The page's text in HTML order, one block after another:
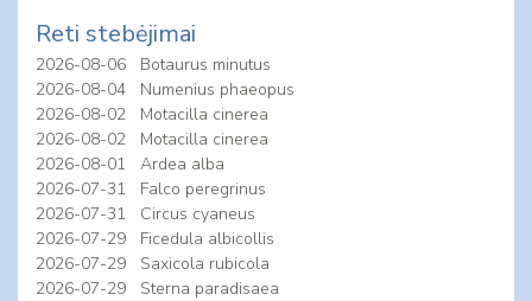
Reti stebėjimai
2026-08-06
Botaurus minutus
2026-08-04
Numenius phaeopus
2026-08-02
Motacilla cinerea
2026-08-02
Motacilla cinerea
2026-08-01
Ardea alba
2026-07-31
Falco peregrinus
2026-07-31
Circus cyaneus
2026-07-29
Ficedula albicollis
2026-07-29
Saxicola rubicola
2026-07-29
Sterna paradisaea